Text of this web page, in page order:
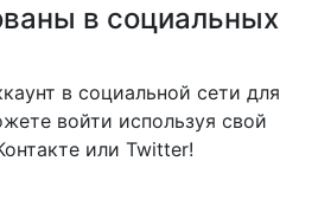
в социальных
в социальной сети для
войти используя свой
или Twitter!